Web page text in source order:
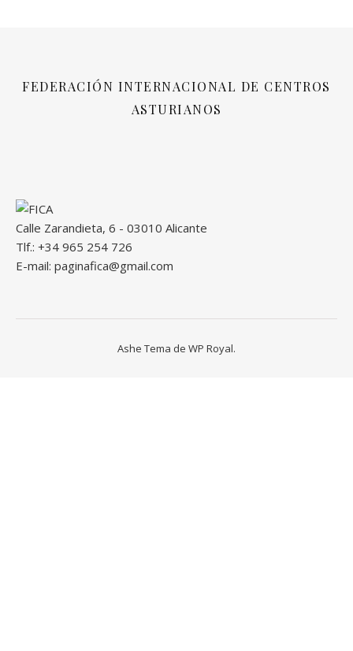
FEDERACIÓN INTERNACIONAL DE CENTROS
ASTURIANOS
Calle Zarandieta, 6 - 03010 Alicante
Tlf.: +34 965 254 726
E-mail: paginafica@gmail.com
Ashe Tema de WP Royal.